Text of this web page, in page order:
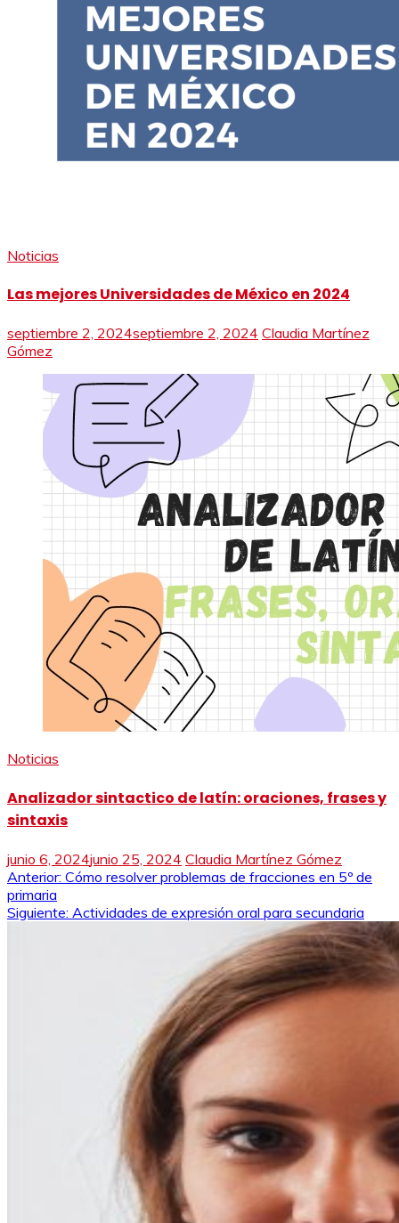
Noticias
Las mejores Universidades de México en 2024
septiembre 2, 2024septiembre 2, 2024 Claudia Martínez
Gómez
Noticias
Analizador sintactico de latín: oraciones, frases y
sintaxis
junio 6, 2024junio 25, 2024 Claudia Martínez Gómez
Navegación
de
Anterior: Cómo resolver problemas de fracciones en 5º de
primaria
Siguiente: Actividades de expresión oral para secundaria